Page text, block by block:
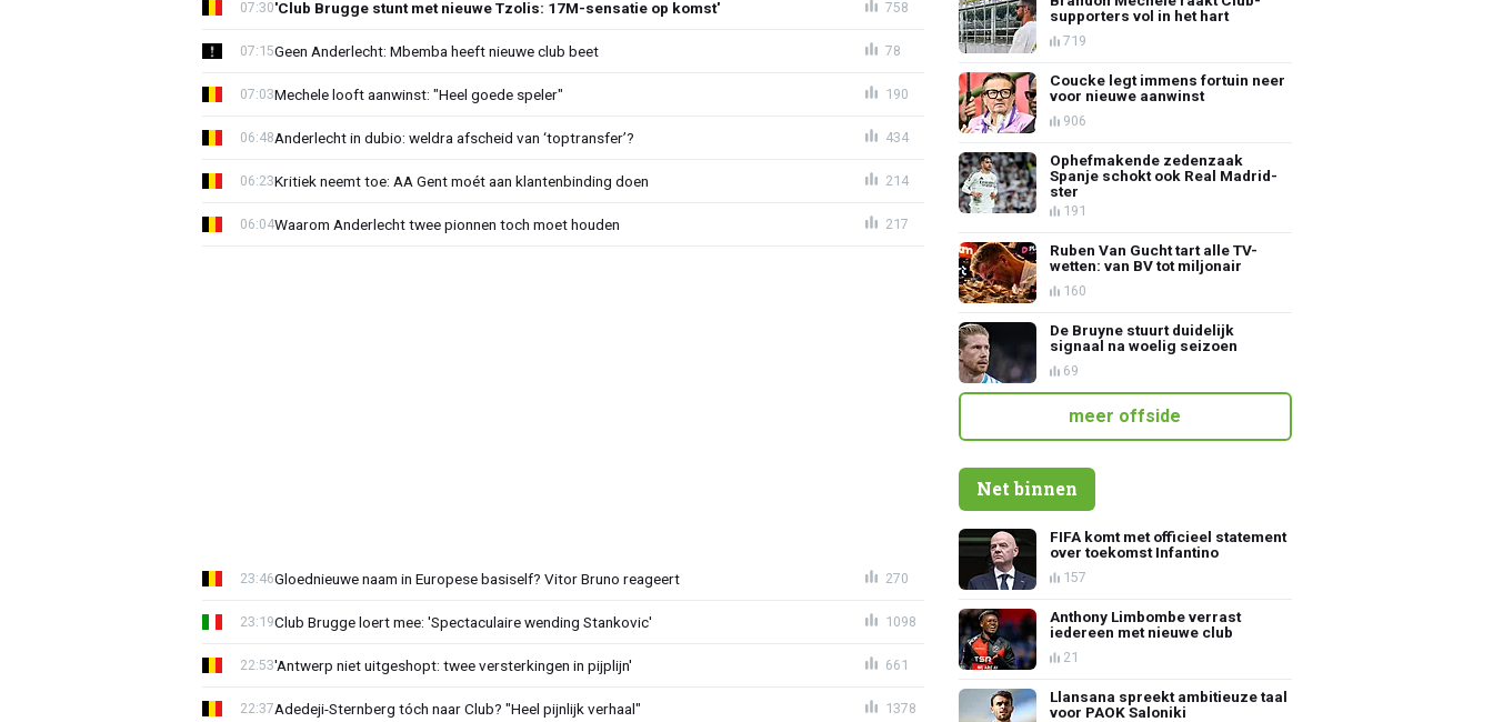
'Club Brugge stunt met nieuwe Tzolis: 17M-sensatie op komst'
07:30 758
Geen Anderlecht: Mbemba heeft nieuwe club beet
07:15 78
Mechele looft aanwinst: "Heel goede speler"
07:03 190
Anderlecht in dubio: weldra afscheid van ‘toptransfer’?
06:48 434
Kritiek neemt toe: AA Gent moét aan klantenbinding doen
06:23 214
Waarom Anderlecht twee pionnen toch moet houden
06:04 217
Gloednieuwe naam in Europese basiself? Vitor Bruno reageert
23:46 270
Club Brugge loert mee: 'Spectaculaire wending Stankovic'
23:19 1098
'Antwerp niet uitgeshopt: twee versterkingen in pijplijn'
22:53 661
Adedeji-Sternberg tóch naar Club? "Heel pijnlijk verhaal"
22:37 1378
supporters vol in het hart
719
Coucke legt immens fortuin neer
voor nieuwe aanwinst
906
Ophefmakende zedenzaak
Spanje schokt ook Real Madrid-
ster
191
Ruben Van Gucht tart alle TV-
wetten: van BV tot miljonair
160
De Bruyne stuurt duidelijk
signaal na woelig seizoen
69
meer offside
Net binnen
FIFA komt met officieel statement
over toekomst Infantino
157
Anthony Limbombe verrast
iedereen met nieuwe club
21
Llansana spreekt ambitieuze taal
voor PAOK Saloniki